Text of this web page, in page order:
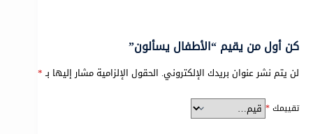
كن أول من يقيم “الأطفال يسألون”
لن يتم نشر عنوان بريدك الإلكتروني. الحقول الإلزامية مشار إليها بـ*
تقييمك*